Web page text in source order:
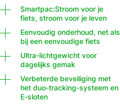
Smartpac:Stroom voor je
fiets, stroom voor je leven
Eenvoudig onderhoud, net als
bij een eenvoudige fiets
Ultra-lichtgewicht voor
dagelijks gemak
Verbeterde beveiliging met
het duo-tracking-systeem en
E-sloten